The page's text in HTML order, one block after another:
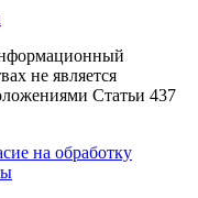
не является
Статьи 437
на обработку